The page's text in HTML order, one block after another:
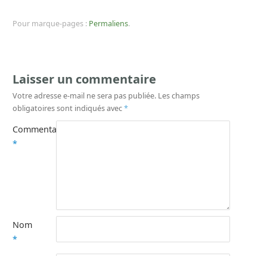
Pour marque-pages : Permaliens.
Laisser un commentaire
Votre adresse e-mail ne sera pas publiée. Les champs
obligatoires sont indiqués avec*
Commentaire
*
Nom
*